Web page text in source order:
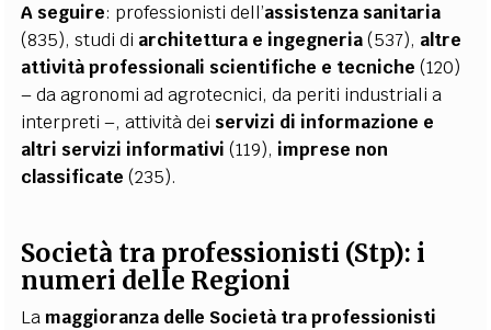
A seguire: professionisti dell’assistenza sanitaria
(835), studi di architettura e ingegneria(537), altre
attività professionali scientifiche e tecniche (120)
– da agronomi ad agrotecnici, da periti industriali a
interpreti –, attività dei servizi di informazione e
altri servizi informativi (119), imprese non
classificate (235).
Società tra professionisti (Stp): i
numeri delle Regioni
La maggioranza delle Società tra professionisti